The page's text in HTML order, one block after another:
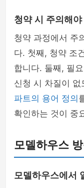
청약 시 주의해야
청약 과정에서 주
다. 첫째, 청약 조
합니다. 둘째, 필
신청 시 차질이
파트의 용어 정의
확인하는 것이 중
모델하우스
모델하우스에서